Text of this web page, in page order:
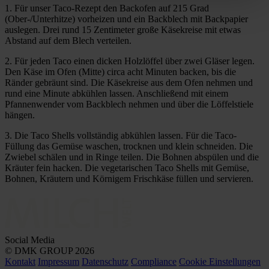
1. Für unser Taco-Rezept den Backofen auf 215 Grad
(Ober-/Unterhitze) vorheizen und ein Backblech mit Backpapier
auslegen. Drei rund 15 Zentimeter große Käsekreise mit etwas
Abstand auf dem Blech verteilen.
2. Für jeden Taco einen dicken Holzlöffel über zwei Gläser legen.
Den Käse im Ofen (Mitte) circa acht Minuten backen, bis die
Ränder gebräunt sind. Die Käsekreise aus dem Ofen nehmen und
rund eine Minute abkühlen lassen. Anschließend mit einem
Pfannenwender vom Backblech nehmen und über die Löffelstiele
hängen.
3. Die Taco Shells vollständig abkühlen lassen. Für die Taco-
Füllung das Gemüse waschen, trocknen und klein schneiden. Die
Zwiebel schälen und in Ringe teilen. Die Bohnen abspülen und die
Kräuter fein hacken. Die vegetarischen Taco Shells mit Gemüse,
Bohnen, Kräutern und Körnigem Frischkäse füllen und servieren.
Social Media
© DMK GROUP 2026
Kontakt Impressum Datenschutz Compliance Cookie Einstellungen